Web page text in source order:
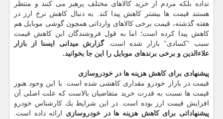
نداده بلكه مردم از خرید كالاهای مختلف پرهیز می كنند و منتظر
هستند قیمت ها بیشتر كاهش پیدا كند. به دنبال كاهش نرخ ارز در
هفته گذشته، قیمت برخی كالاهای وارداتی همچون گوشی موبایل هم
كاهش پیدا كرده است؛ اما به قول فروشندگان این كاهش قیمت
سبب "كسادی" بازار شده است.گزارش میدانی ایسنا از بازار
علاءالدین و برخی برندهای موبایل را این جا بخوانید.
پیشنهادی برای كاهش هزینه ها در خودروسازی
قیمت در بازار خودرو مقداری كاهشی شده است. با این وجود هنوز
قیمت ها نسبت به قدرت خرید متقاضیان بالاست كه علت اصلی آن
افزایش قیمت ارز بوده است. در این شرایط یك كارشناس خودرو
پیشنهاداتی برای كاهش هزینه ها در خودروسازی ارائه داده است.